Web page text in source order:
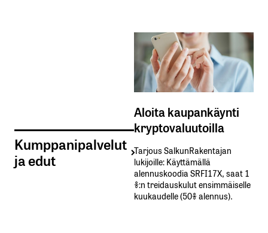
Kumppanipalvelut
ja edut
Aloita kaupankäynti
kryptovaluutoilla
Tarjous SalkunRakentajan
lukijoille: Käyttämällä​ ​
alennuskoodia​ ​SRFI17X,​ ​saat​ ​1
%:n treidauskulut​ ​ensimmäiselle​ ​
kuukaudelle​ ​(50%​ ​alennus).